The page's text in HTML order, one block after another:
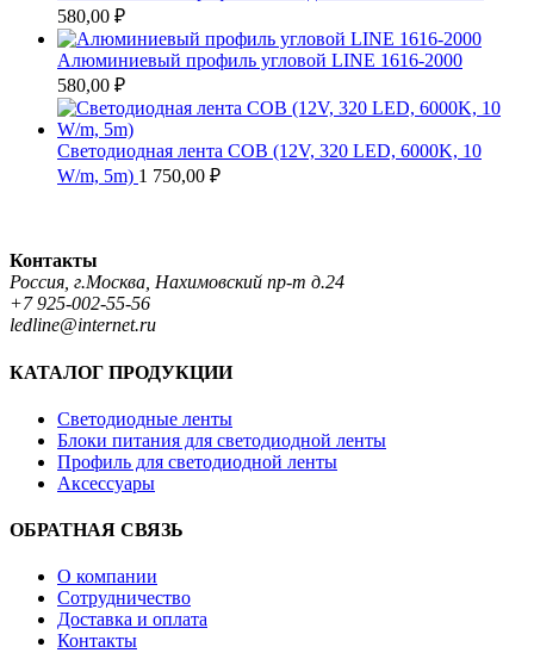
580,00 ₽
Алюминиевый профиль угловой LINE 1616-2000
580,00 ₽
Светодиодная лента COB (12V, 320 LED, 6000K, 10
W/m, 5m) 1 750,00 ₽
Контакты
Россия, г.Москва, Нахимовский пр-т д.24
+7 925-002-55-56
ledline@internet.ru
КАТАЛОГ ПРОДУКЦИИ
Светодиодные ленты
Блоки питания для светодиодной ленты
Профиль для светодиодной ленты
Аксессуары
ОБРАТНАЯ СВЯЗЬ
О компании
Сотрудничество
Доставка и оплата
Контакты